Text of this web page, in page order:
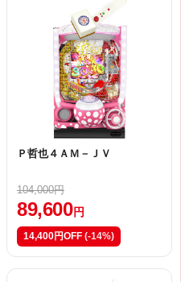
Ｐ哲也４ＡＭ－ＪＶ
104,000円
89,600 円
14,400円OFF (-14%)